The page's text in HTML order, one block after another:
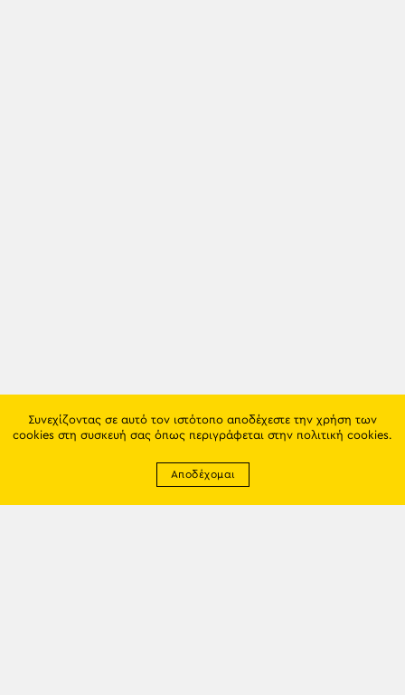
Συνεχίζοντας σε αυτό τον ιστότοπο αποδέχεστε την χρήση των
cookies στη συσκευή σας όπως περιγράφεται στην πολιτική cookies.
Αποδέχομαι